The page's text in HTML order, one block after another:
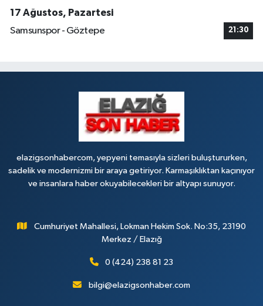
17 Ağustos, Pazartesi
Samsunspor - Göztepe
21:30
elazigsonhabercom, yepyeni temasıyla sizleri buluştururken,
sadelik ve modernizmi bir araya getiriyor. Karmaşıklıktan kaçınıyor
ve insanlara haber okuyabilecekleri bir altyapı sunuyor.
Cumhuriyet Mahallesi, Lokman Hekim Sok. No:35, 23190
Merkez / Elazığ
0 (424) 238 81 23
bilgi@elazigsonhaber.com